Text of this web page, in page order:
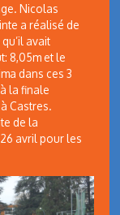
Nicolas
a réalisé de
avait
8,05m et le
dans ces 3
la finale
Castres.
de la
avril pour les